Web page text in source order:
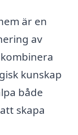
är en
av
kunskap
både
skapa